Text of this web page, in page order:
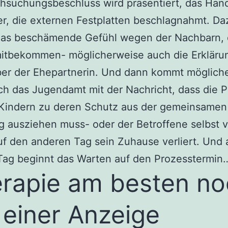
wird präsentiert, das
die externen Festplatten beschlagnahmt.
beschämende Gefühl wegen der Nachbarn,
möglicherweise auch die
der Ehepartnerin. Und dann kommt
das Jugendamt mit der Nachricht, dass die
zu deren Schutz aus der gemeinsamen
ausziehen muss- oder der Betroffene selbst
den anderen Tag sein Zuhause verliert. Und
beginnt das Warten auf den
am besten
Anzeige